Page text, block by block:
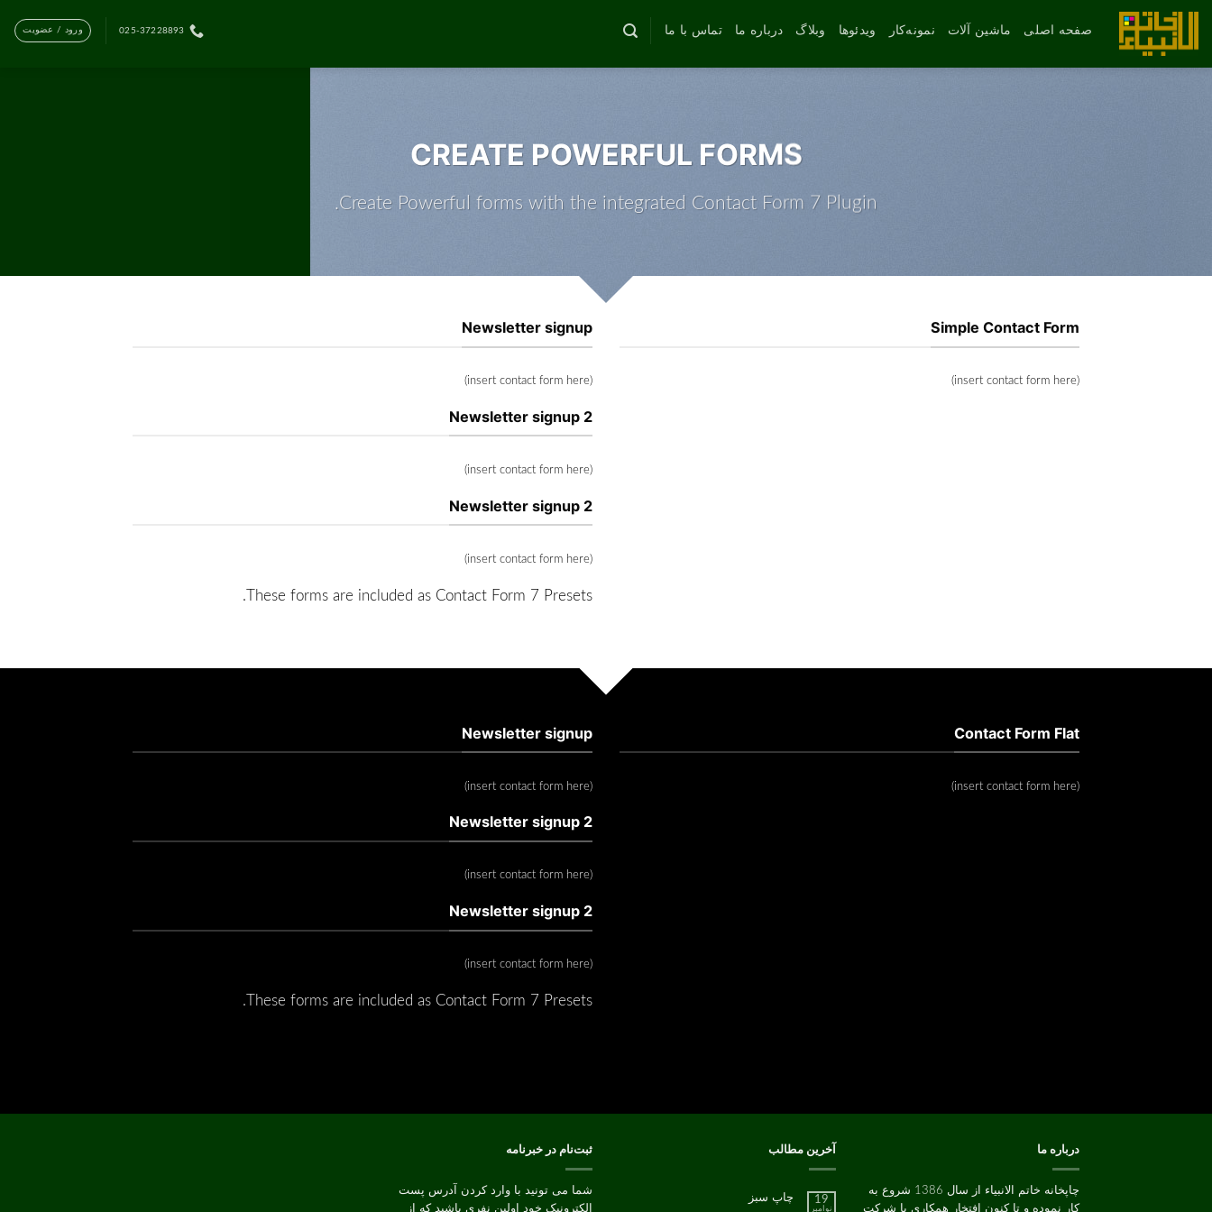
محتوا
صفحه اصلی ماشین آلات نمونه‌کار ویدئوها وبلاگ درباره ما تماس با ما 025-37228893 ورود / عضویت
CREATE POWERFUL FORMS
Create Powerful forms with the integrated Contact Form 7 Plugin.
Simple Contact Form
(insert contact form here)
Newsletter signup
(insert contact form here)
Newsletter signup 2
(insert contact form here)
Newsletter signup 2
(insert contact form here)
These forms are included as Contact Form 7 Presets.
Contact Form Flat
(insert contact form here)
Newsletter signup
(insert contact form here)
Newsletter signup 2
(insert contact form here)
Newsletter signup 2
(insert contact form here)
These forms are included as Contact Form 7 Presets.
درباره ما
چاپخانه خاتم الانبیاء از سال 1386 شروع به
کار نموده و تا کنون افتخار همکاري با شرکت
آخرین مطالب
19
نوامبر
چاپ سبز
ثبت‌نام در خبرنامه
شما می تونید با وارد کردن آدرس پست
الکترونیک خود اولین نفری باشید که از